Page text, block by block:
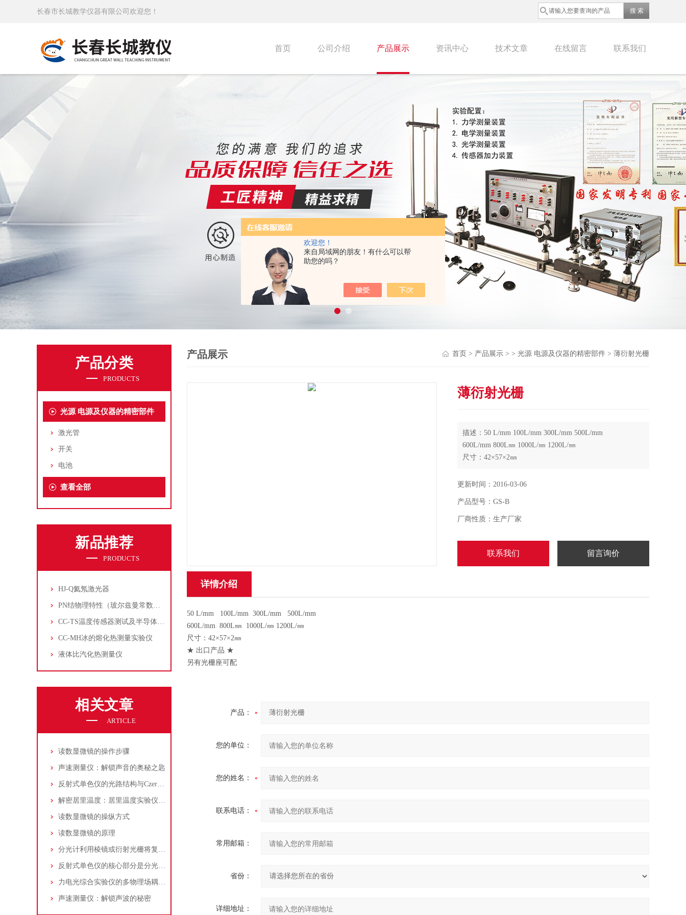
欢迎您！
来自局域网的朋友！有什么可以帮
助您的吗？
长春市长城教学仪器有限公司欢迎您！
首页 公司介绍 产品展示 资讯中心 技术文章 在线留言 联系我们
产品分类
PRODUCTS
光源 电源及仪器的精密部件
激光管
开关
电池
查看全部
新品推荐
PRODUCTS
HJ-Q氦氖激光器
PN结物理特性（玻尔兹曼常数测定仪）
CC-TS温度传感器测试及半导体致冷控温实验仪
CC-MH冰的熔化热测量实验仪
液体比汽化热测量仪
相关文章
ARTICLE
读数显微镜的操作步骤
声速测量仪：解锁声音的奥秘之匙
反射式单色仪的光路结构与Czerny-Turner构型选型
解密居里温度：居里温度实验仪的深度探讨
读数显微镜的操纵方式
读数显微镜的原理
分光计利用棱镜或衍射光栅将复合光分解成单色光
反射式单色仪的核心部分是分光系统决定了仪器的性能和精度
力电光综合实验仪的多物理场耦合原理与系统架构解析
声速测量仪：解锁声波的秘密
产品展示 首页 > 产品展示 > > 光源 电源及仪器的精密部件 > 薄衍射光栅
薄衍射光栅
描述：50 L/mm 100L/mm 300L/mm 500L/mm
600L/mm 800L㎜ 1000L/㎜ 1200L/㎜
尺寸：42×57×2㎜
另有光栅座可配
更新时间：2016-03-06
产品型号：GS-B
厂商性质：生产厂家
联系我们 留言询价
详情介绍
50 L/mm 100L/mm 300L/mm 500L/mm
600L/mm 800L㎜ 1000L/㎜ 1200L/㎜
尺寸：42×57×2㎜
★ 出口产品 ★
另有光栅座可配
产品：
您的单位：
您的姓名：
联系电话：
常用邮箱：
省份：
详细地址：